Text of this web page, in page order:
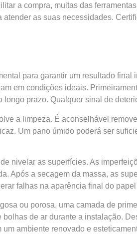
a compra, muitas das
as suas necessidades.
para garantir um resultado
em condições ideais.
prazo. Qualquer sinal de
a limpeza. É aconselhável
Um pano úmido poderá ser
nivelar as superfícies. As
Após a secagem da massa, as
falhas na aparência final do
ou porosa, uma camada de
de ar durante a instalação.
ambiente renovado e